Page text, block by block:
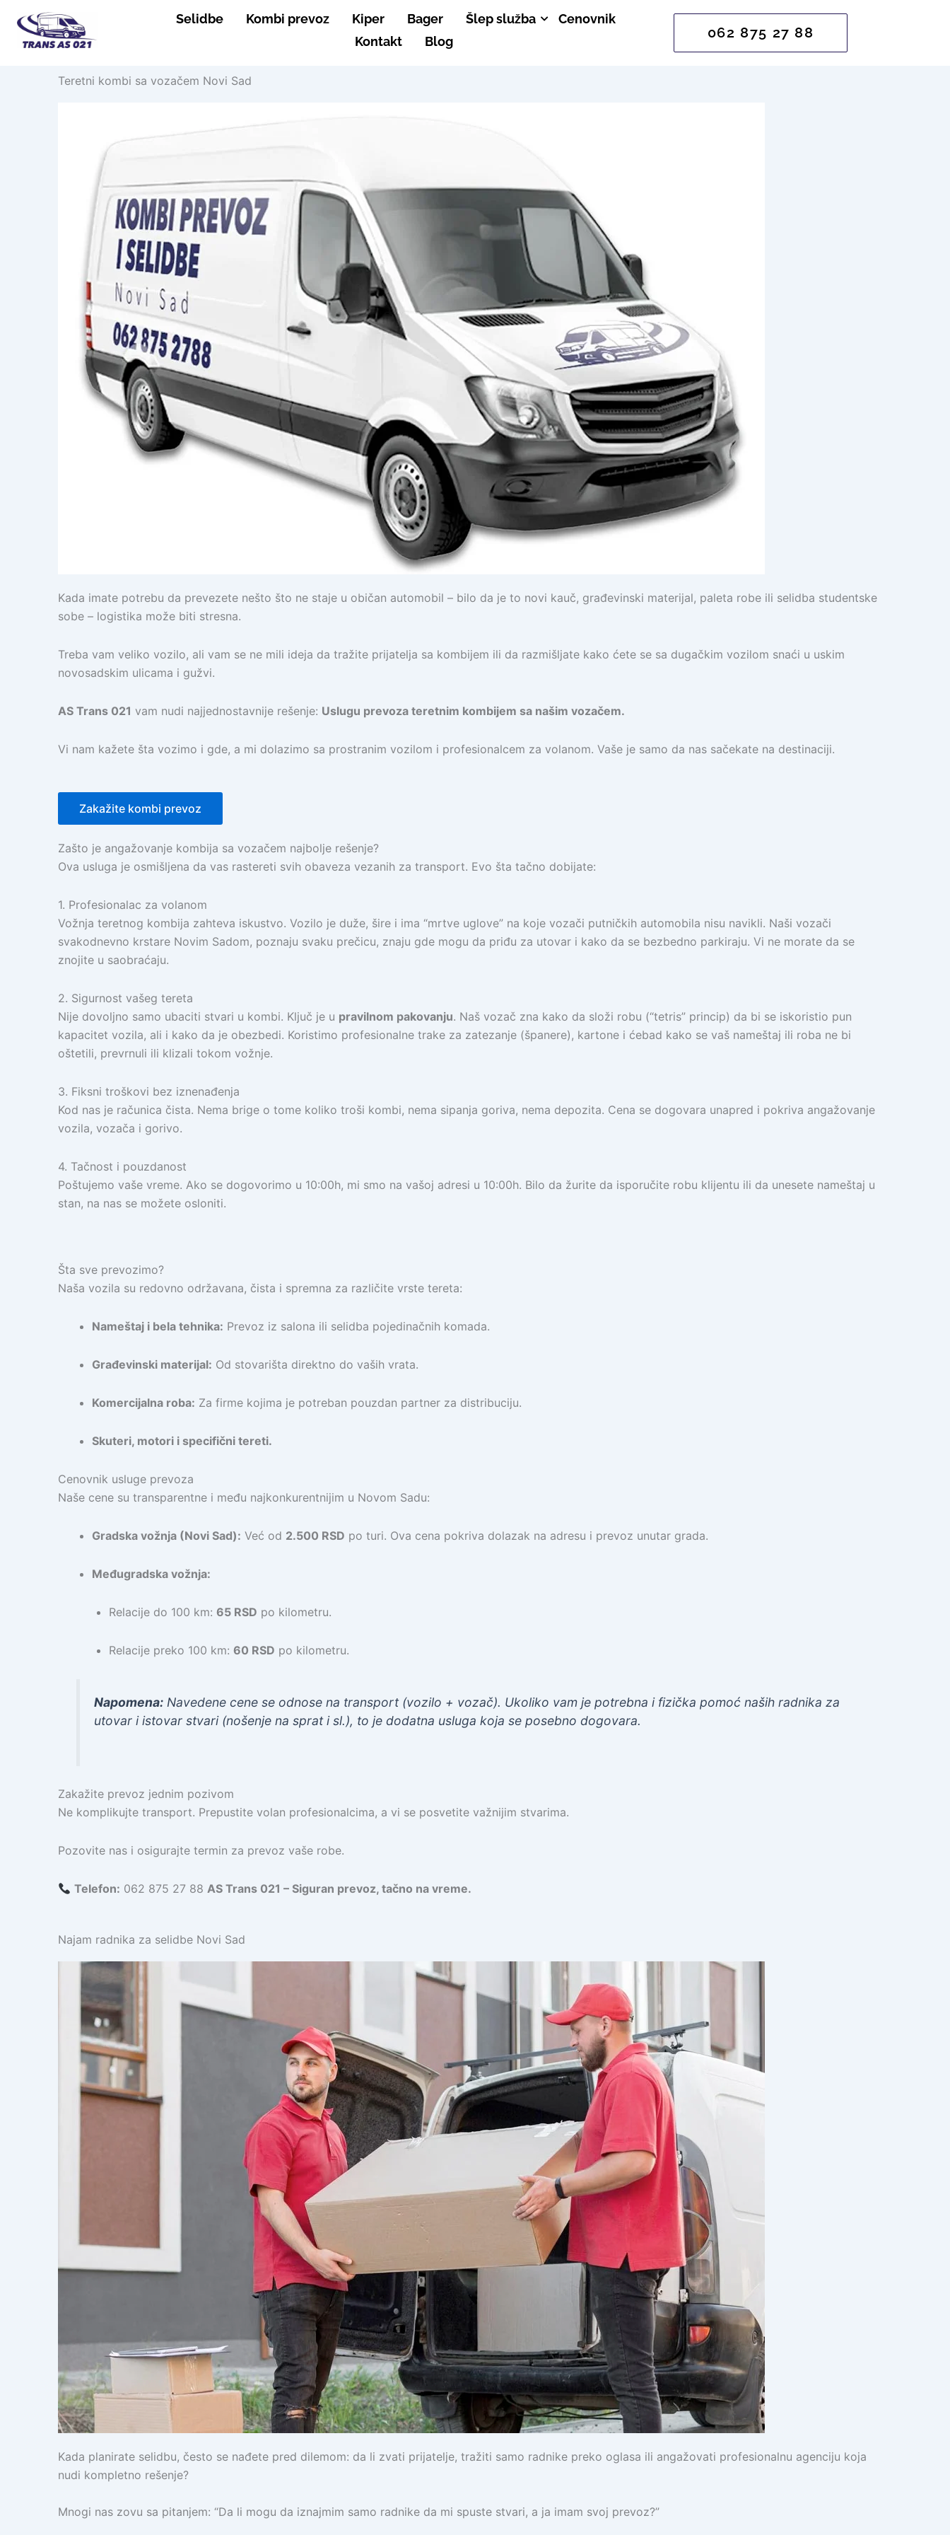
content
Selidbe Kombi prevoz Kiper Bager Šlep služba
Cenovnik
Kontakt
Blog
062 875 27 88
Teretni kombi sa vozačem Novi Sad
Kada imate potrebu da prevezete nešto što ne staje u običan automobil – bilo da je to novi kauč, građevinski materijal, paleta robe ili selidba studentske
sobe – logistika može biti stresna.
Treba vam veliko vozilo, ali vam se ne mili ideja da tražite prijatelja sa kombijem ili da razmišljate kako ćete se sa dugačkim vozilom snaći u uskim
novosadskim ulicama i gužvi.
AS Trans 021 vam nudi najjednostavnije rešenje: Uslugu prevoza teretnim kombijem sa našim vozačem.
Vi nam kažete šta vozimo i gde, a mi dolazimo sa prostranim vozilom i profesionalcem za volanom. Vaše je samo da nas sačekate na destinaciji.
Zakažite kombi prevoz
Zašto je angažovanje kombija sa vozačem najbolje rešenje?
Ova usluga je osmišljena da vas rastereti svih obaveza vezanih za transport. Evo šta tačno dobijate:
1. Profesionalac za volanom
Vožnja teretnog kombija zahteva iskustvo. Vozilo je duže, šire i ima “mrtve uglove” na koje vozači putničkih automobila nisu navikli. Naši vozači
svakodnevno krstare Novim Sadom, poznaju svaku prečicu, znaju gde mogu da priđu za utovar i kako da se bezbedno parkiraju. Vi ne morate da se
znojite u saobraćaju.
2. Sigurnost vašeg tereta
Nije dovoljno samo ubaciti stvari u kombi. Ključ je u pravilnom pakovanju. Naš vozač zna kako da složi robu (“tetris” princip) da bi se iskoristio pun
kapacitet vozila, ali i kako da je obezbedi. Koristimo profesionalne trake za zatezanje (španere), kartone i ćebad kako se vaš nameštaj ili roba ne bi
oštetili, prevrnuli ili klizali tokom vožnje.
3. Fiksni troškovi bez iznenađenja
Kod nas je računica čista. Nema brige o tome koliko troši kombi, nema sipanja goriva, nema depozita. Cena se dogovara unapred i pokriva angažovanje
vozila, vozača i gorivo.
4. Tačnost i pouzdanost
Poštujemo vaše vreme. Ako se dogovorimo u 10:00h, mi smo na vašoj adresi u 10:00h. Bilo da žurite da isporučite robu klijentu ili da unesete nameštaj u
stan, na nas se možete osloniti.
Šta sve prevozimo?
Naša vozila su redovno održavana, čista i spremna za različite vrste tereta:
Nameštaj i bela tehnika: Prevoz iz salona ili selidba pojedinačnih komada.
Građevinski materijal: Od stovarišta direktno do vaših vrata.
Komercijalna roba: Za firme kojima je potreban pouzdan partner za distribuciju.
Skuteri, motori i specifični tereti.
Cenovnik usluge prevoza
Naše cene su transparentne i među najkonkurentnijim u Novom Sadu:
Gradska vožnja (Novi Sad): Već od 2.500 RSD po turi. Ova cena pokriva dolazak na adresu i prevoz unutar grada.
Međugradska vožnja:
Relacije do 100 km: 65 RSD po kilometru.
Relacije preko 100 km: 60 RSD po kilometru.
Napomena: Navedene cene se odnose na transport (vozilo + vozač). Ukoliko vam je potrebna i fizička pomoć naših radnika za
utovar i istovar stvari (nošenje na sprat i sl.), to je dodatna usluga koja se posebno dogovara.
Zakažite prevoz jednim pozivom
Ne komplikujte transport. Prepustite volan profesionalcima, a vi se posvetite važnijim stvarima.
Pozovite nas i osigurajte termin za prevoz vaše robe.
Telefon: 062 875 27 88AS Trans 021 – Siguran prevoz, tačno na vreme.
Najam radnika za selidbe Novi Sad
Kada planirate selidbu, često se nađete pred dilemom: da li zvati prijatelje, tražiti samo radnike preko oglasa ili angažovati profesionalnu agenciju koja
nudi kompletno rešenje?
Mnogi nas zovu sa pitanjem: “Da li mogu da iznajmim samo radnike da mi spuste stvari, a ja imam svoj prevoz?”